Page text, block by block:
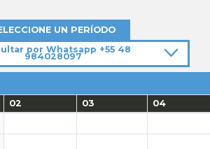
UN PERÍODO
por Whatsapp +55 48
984028097
02 03 04